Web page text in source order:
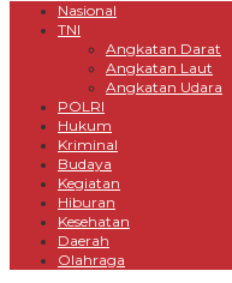
Nasional
TNI
Angkatan Darat
Angkatan Laut
Angkatan Udara
POLRI
Hukum
Kriminal
Budaya
Kegiatan
Hiburan
Kesehatan
Daerah
Olahraga